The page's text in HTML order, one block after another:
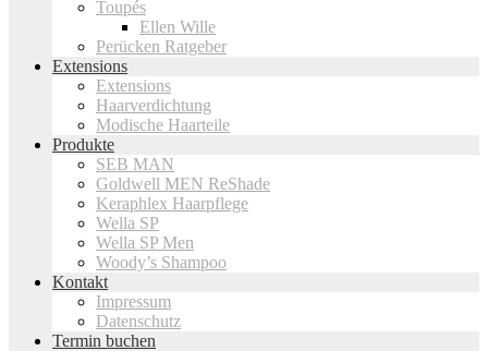
Toupés
Ellen Wille
Perücken Ratgeber
Extensions
Extensions
Haarverdichtung
Modische Haarteile
Produkte
SEB MAN
Goldwell MEN ReShade
Keraphlex Haarpflege
Wella SP
Wella SP Men
Woody’s Shampoo
Kontakt
Impressum
Datenschutz
Termin buchen